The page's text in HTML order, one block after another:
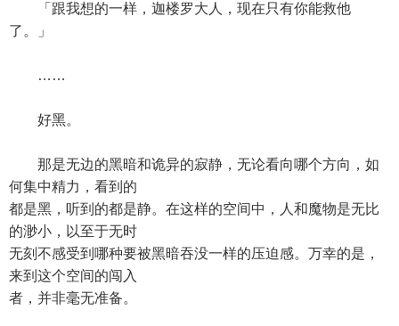
「跟我想的一样，迦楼罗大人，现在只有你能救他
了。」
……
好黑。
那是无边的黑暗和诡异的寂静，无论看向哪个方向，如
何集中精力，看到的
都是黑，听到的都是静。在这样的空间中，人和魔物是无比
的渺小，以至于无时
无刻不感受到哪种要被黑暗吞没一样的压迫感。万幸的是，
来到这个空间的闯入
者，并非毫无准备。